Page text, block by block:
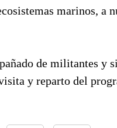
marinos, a
de militantes y
y reparto del